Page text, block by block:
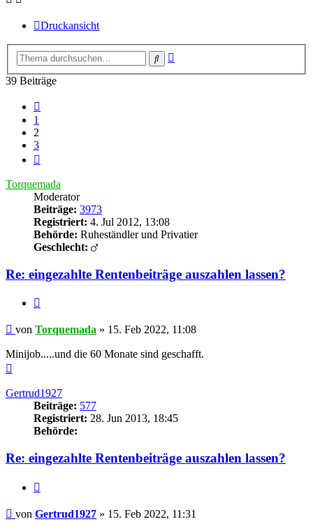
Druckansicht
Suche
39 Beiträge
1
2
3
Torquemada
Moderator
Beiträge: 3973
Registriert: 4. Jul 2012, 13:08
Behörde: Ruheständler und Privatier
Geschlecht:
Re: eingezahlte Rentenbeiträge auszahlen lassen?
Beitrag
von Torquemada » 15. Feb 2022, 11:08
Minijob.....und die 60 Monate sind geschafft.
Gertrud1927
Beiträge: 577
Registriert: 28. Jun 2013, 18:45
Behörde:
Re: eingezahlte Rentenbeiträge auszahlen lassen?
Beitrag
von Gertrud1927 » 15. Feb 2022, 11:31